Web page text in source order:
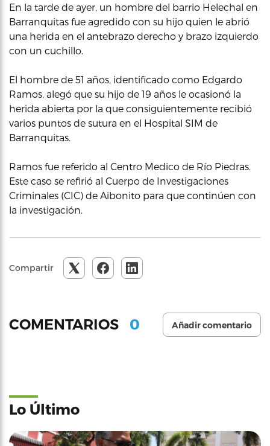
En la tarde de ayer, un hombre del barrio Helechal en
Barranquitas fue agredido con su hijo quien le abrió
una herida en el antebrazo derecho y brazo izquierdo
con un cuchillo.
El hombre de 51 años, identificado como Edgardo
Ramos, alegó que su hijo de 19 años le ocasionó la
herida abierta por la que consiguientemente recibió
varios puntos de sutura en el Hospital SIM de
Barranquitas.
Ramos fue referido al Centro Medico de Río Piedras.
Este caso se refirió al Cuerpo de Investigaciones
Criminales (CIC) de Aibonito para que continúen con
la investigación.
Compartir
COMENTARIOS 0 Añadir comentario
Lo Último